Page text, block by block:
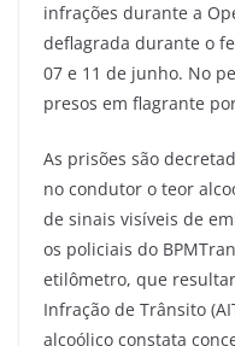
infrações durante a
deflagrada durante o
07 e 11 de junho. No
presos em flagrante
As prisões são
no condutor o teor
de sinais visíveis de
os policiais do
etilômetro, que
Infração de Trânsito
alcoólico constata